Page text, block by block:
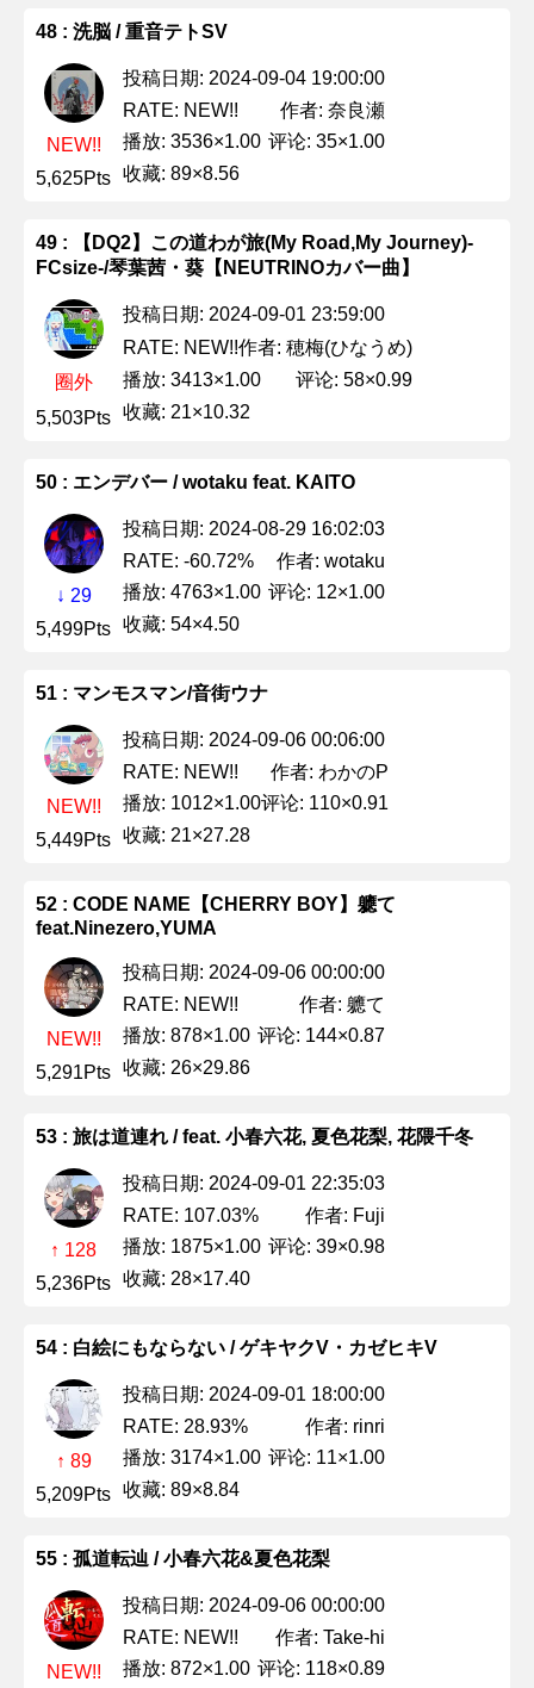
48 : 洗脳 / 重音テトSV
NEW!!
5,625Pts
投稿日期: 2024-09-04 19:00:00
RATE: NEW!!
作者: 奈良瀬
播放: 3536×1.00 评论: 35×1.00
收藏: 89×8.56
49 : 【DQ2】この道わが旅(My Road,My Journey)-
FCsize-/琴葉茜・葵【NEUTRINOカバー曲】
圈外
5,503Pts
投稿日期: 2024-09-01 23:59:00
RATE: NEW!!作者: 穂梅(ひなうめ)
播放: 3413×1.00
评论: 58×0.99
收藏: 21×10.32
50 : エンデバー / wotaku feat. KAITO
↓ 29
5,499Pts
投稿日期: 2024-08-29 16:02:03
RATE: -60.72%
作者: wotaku
播放: 4763×1.00 评论: 12×1.00
收藏: 54×4.50
51 : マンモスマン/音街ウナ
NEW!!
5,449Pts
投稿日期: 2024-09-06 00:06:00
RATE: NEW!!
作者: わかのP
播放: 1012×1.00评论: 110×0.91
收藏: 21×27.28
52 : CODE NAME【CHERRY BOY】軈て
feat.Ninezero,YUMA
NEW!!
5,291Pts
投稿日期: 2024-09-06 00:00:00
RATE: NEW!!
作者: 軈て
播放: 878×1.00 评论: 144×0.87
收藏: 26×29.86
53 : 旅は道連れ / feat. 小春六花, 夏色花梨, 花隈千冬
↑ 128
5,236Pts
投稿日期: 2024-09-01 22:35:03
RATE: 107.03%
作者: Fuji
播放: 1875×1.00 评论: 39×0.98
收藏: 28×17.40
54 : 白絵にもならない / ゲキヤクV・カゼヒキV
↑ 89
5,209Pts
投稿日期: 2024-09-01 18:00:00
RATE: 28.93%
作者: rinri
播放: 3174×1.00 评论: 11×1.00
收藏: 89×8.84
55 : 孤道転辿 / 小春六花&夏色花梨
NEW!!
投稿日期: 2024-09-06 00:00:00
RATE: NEW!!
作者: Take-hi
播放: 872×1.00 评论: 118×0.89